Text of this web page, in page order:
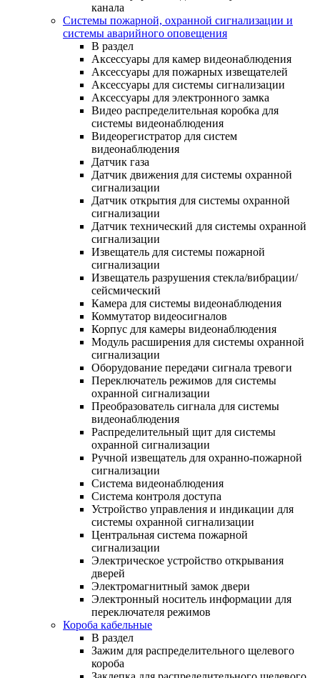
канала
Системы пожарной, охранной сигнализации и
системы аварийного оповещения
В раздел
Аксессуары для камер видеонаблюдения
Аксессуары для пожарных извещателей
Аксессуары для системы сигнализации
Аксессуары для электронного замка
Видео распределительная коробка для
системы видеонаблюдения
Видеорегистратор для систем
видеонаблюдения
Датчик газа
Датчик движения для системы охранной
сигнализации
Датчик открытия для системы охранной
сигнализации
Датчик технический для системы охранной
сигнализации
Извещатель для системы пожарной
сигнализации
Извещатель разрушения стекла/вибрации/
сейсмический
Камера для системы видеонаблюдения
Коммутатор видеосигналов
Корпус для камеры видеонаблюдения
Модуль расширения для системы охранной
сигнализации
Оборудование передачи сигнала тревоги
Переключатель режимов для системы
охранной сигнализации
Преобразователь сигнала для системы
видеонаблюдения
Распределительный щит для системы
охранной сигнализации
Ручной извещатель для охранно-пожарной
сигнализации
Система видеонаблюдения
Система контроля доступа
Устройство управления и индикации для
системы охранной сигнализации
Центральная система пожарной
сигнализации
Электрическое устройство открывания
дверей
Электромагнитный замок двери
Электронный носитель информации для
переключателя режимов
Короба кабельные
В раздел
Зажим для распределительного щелевого
короба